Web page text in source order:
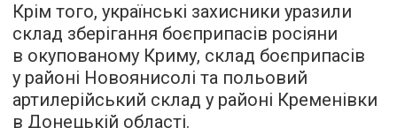
Крім того, українські захисники уразили
склад зберігання боєприпасів росіяни
в окупованому Криму, склад боєприпасів
у районі Новоянисолі та польовий
артилерійський склад у районі Кременівки
в Донецькій області.